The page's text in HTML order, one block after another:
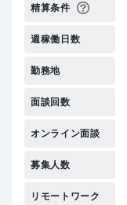
精算条件
週稼働日数
勤務地
面談回数
オンライン面談
募集人数
リモートワーク